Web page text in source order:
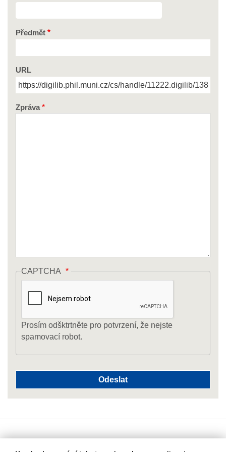
Předmět
URL
Zpráva
CAPTCHA
Prosím odšktrtněte pro potvrzení, že nejste
spamovací robot.